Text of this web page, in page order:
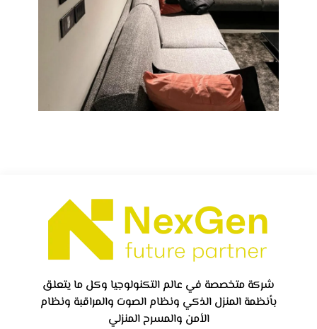
شركة متخصصة في عالم التكنولوجيا وكل ما يتعلق
بأنظمة المنزل الذكي ونظام الصوت والمراقبة ونظام
الأمن والمسرح المنزلي